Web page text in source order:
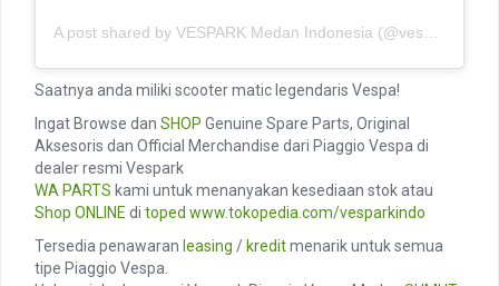
Saatnya anda miliki scooter matic legendaris Vespa!
Ingat Browse dan SHOP Genuine Spare Parts, Original
Aksesoris dan Official Merchandise dari Piaggio Vespa di
dealer resmi Vespark
WA PARTS kami untuk menanyakan kesediaan stok atau
Shop ONLINE di toped www.tokopedia.com/vesparkindo
Tersedia penawaran leasing /kreditmenarik untuk semua
tipe Piaggio Vespa.